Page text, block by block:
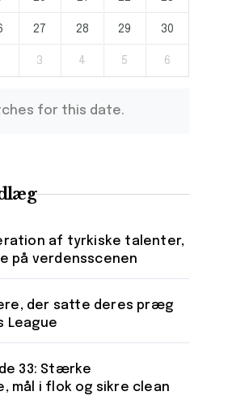
27 28 29 30
3 4 5 6
for this date.
af tyrkiske talenter,
på verdensscenen
der satte deres præg
League
33: Stærke
mål i flok og sikre clean